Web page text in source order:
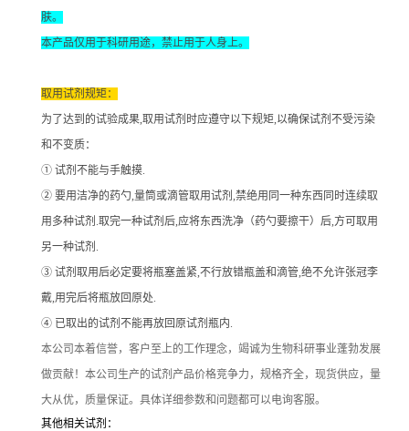
肤。
本产品仅用于科研用途，禁止用于人身上。
取用试剂规矩：
为了达到的试验成果,取用试剂时应遵守以下规矩,以确保试剂不受污染
和不变质：
① 试剂不能与手触摸.
② 要用洁净的药勺,量筒或滴管取用试剂,禁绝用同一种东西同时连续取
用多种试剂.取完一种试剂后,应将东西洗净（药勺要擦干）后,方可取用
另一种试剂.
③ 试剂取用后必定要将瓶塞盖紧,不行放错瓶盖和滴管,绝不允许张冠李
戴,用完后将瓶放回原处.
④ 已取出的试剂不能再放回原试剂瓶内.
本公司本着信誉，客户至上的工作理念，竭诚为生物科研事业蓬勃发展
做贡献！本公司生产的试剂产品价格竞争力，规格齐全，现货供应，量
大从优，质量保证。具体详细参数和问题都可以电询客服。
其他相关试剂：